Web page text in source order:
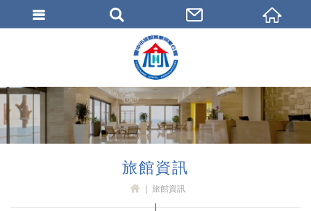
旅館資訊
旅館資訊